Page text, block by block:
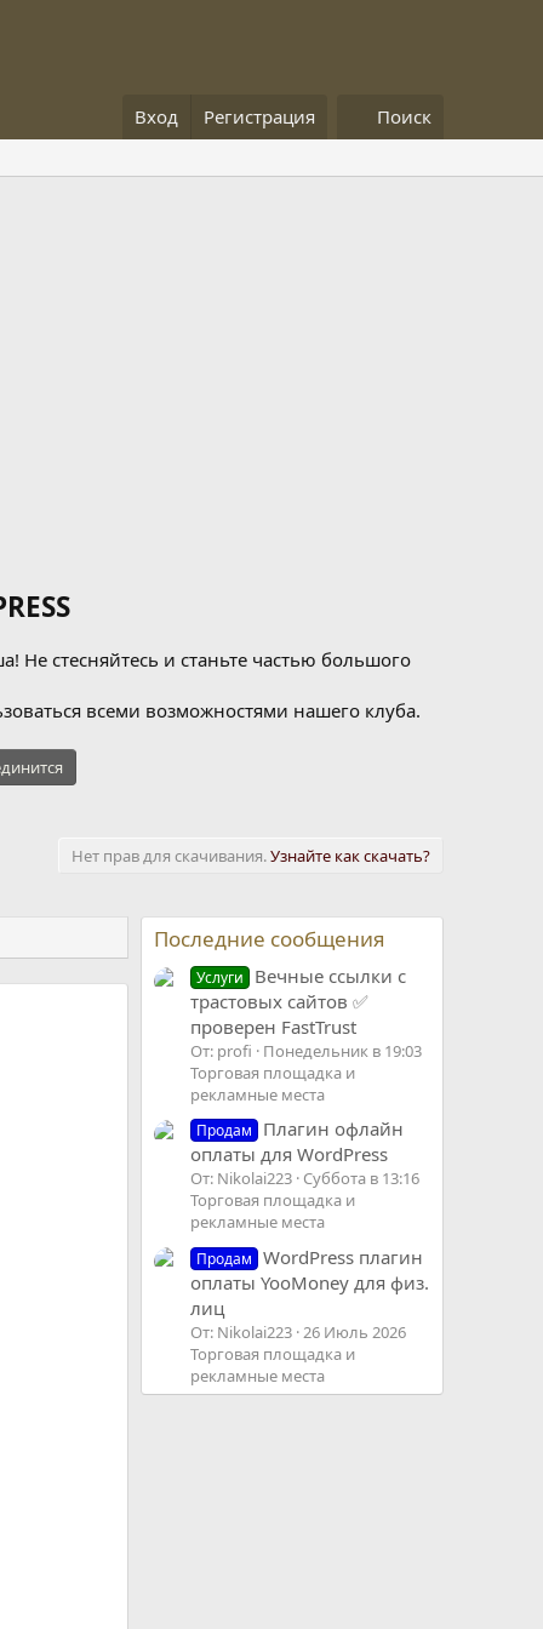
Вход Регистрация Поиск
стесняйтесь и станьте частью большого
всеми возможностями нашего клуба.
Нет прав для скачивания.Узнайте как скачать?
Последние сообщения
Услуги
Вечные ссылки с
трастовых сайтов ✅
проверен FastTrust
От: profi
Понедельник в 19:03
Торговая площадка и
рекламные места
Продам
Плагин офлайн
оплаты для WordPress
От: Nikolai223 Суббота в 13:16
Торговая площадка и
рекламные места
Продам
WordPress плагин
оплаты YooMoney для физ.
лиц
От: Nikolai223 26 Июль 2026
Торговая площадка и
рекламные места